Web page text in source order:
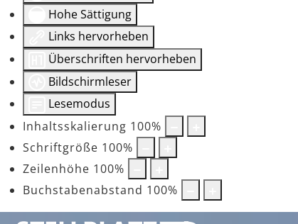
Hohe Sättigung
Links hervorheben
Überschriften hervorheben
Bildschirmleser
Lesemodus
Inhaltsskalierung 100%
Schriftgröße 100%
Zeilenhöhe 100%
Buchstabenabstand 100%